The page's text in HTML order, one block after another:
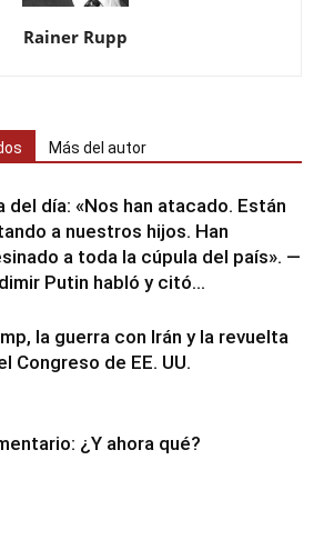
Rainer Rupp
Más del autor
del día: «Nos han atacado. Están
a nuestros hijos. Han
a toda la cúpula del país». —
Putin habló y citó...
la guerra con Irán y la revuelta
Congreso de EE. UU.
¿Y ahora qué?